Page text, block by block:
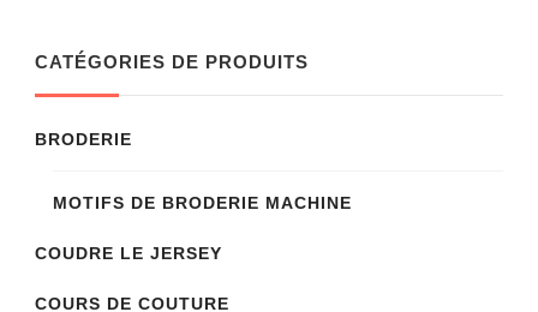
CATÉGORIES DE PRODUITS
BRODERIE
MOTIFS DE BRODERIE MACHINE
COUDRE LE JERSEY
COURS DE COUTURE